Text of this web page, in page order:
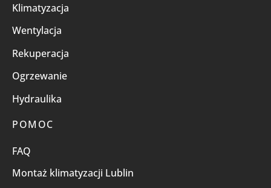
Klimatyzacja
Wentylacja
Rekuperacja
Ogrzewanie
Hydraulika
POMOC
FAQ
Montaż klimatyzacji Lublin